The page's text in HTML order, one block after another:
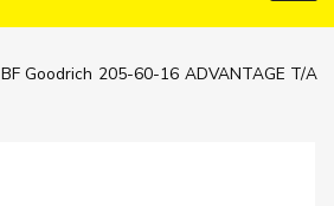
BF Goodrich 205-60-16 ADVANTAGE T/A